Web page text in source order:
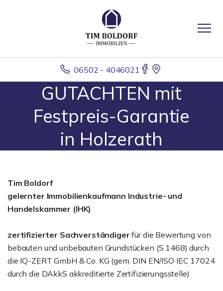
06502 - 4046021
GUTACHTEN mit
Festpreis-Garantie
in Holzerath
Tim Boldorf
gelernter Immobilienkaufmann Industrie- und
Handelskammer (IHK)
zertifizierter Sachverständiger für die Bewertung von
bebauten und unbebauten Grundstücken (S 1468) durch
die IQ-ZERT GmbH & Co. KG (gem. DIN EN/ISO IEC 17024
durch die DAkkS akkreditierte Zertifizierungsstelle)